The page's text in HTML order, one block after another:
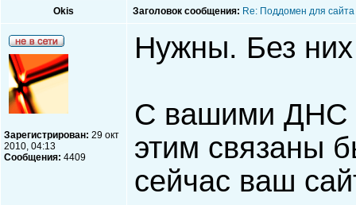
Okis Заголовок сообщения: Re: Поддомен для сайта
Зарегистрирован: 29 окт
2010, 04:13
Сообщения: 4409
Нужны. Без них
С вашими ДНС
этим связаны
сейчас ваш